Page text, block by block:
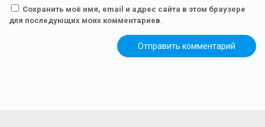
Сохранить моё имя, email и адрес сайта в этом браузере
для последующих моих комментариев.